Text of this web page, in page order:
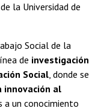
la Universidad de
Social de la
de investigación
Social, donde se
innovación al
a un conocimiento